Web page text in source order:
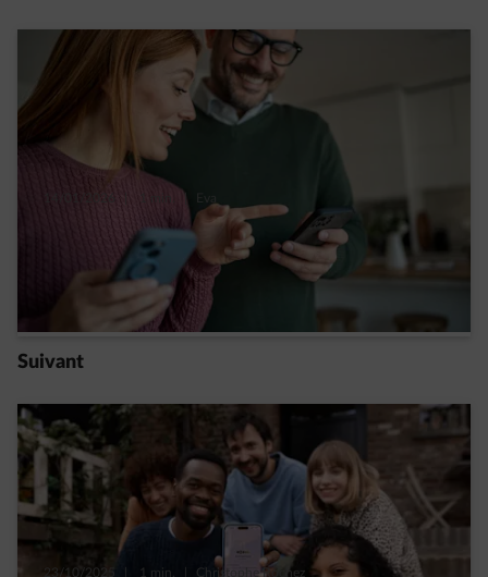
|
Le bihoraire change d’horaire en Wallonie :
6 conseils pour en profiter à 100%
Read more
Suivant
23/10/2025 1 min. Christophe Rochez